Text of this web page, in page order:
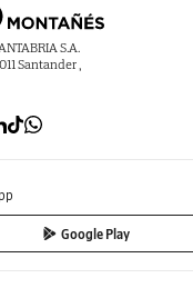
S.A.
Santander ,
Google Play